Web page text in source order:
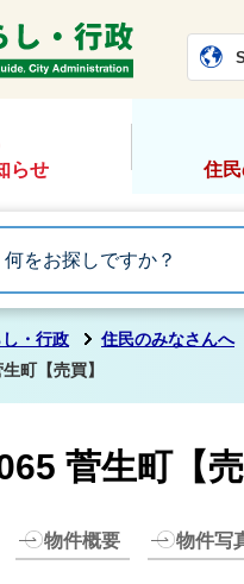
らせ 住
し・行政 住民のみなさんへ
町【売買】
菅生町【売
物件概要 物件写